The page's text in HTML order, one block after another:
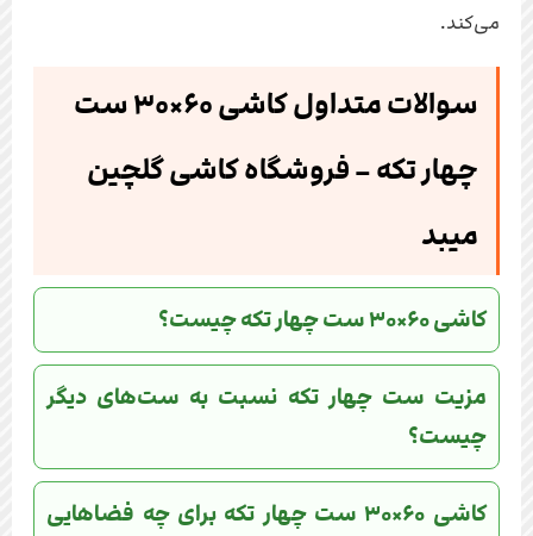
می‌کند.
سوالات متداول کاشی ۶۰×۳۰ ست
چهار تکه – فروشگاه کاشی گلچین
میبد
کاشی ۶۰×۳۰ ست چهار تکه چیست؟
مزیت ست چهار تکه نسبت به ست‌های دیگر
چیست؟
کاشی ۶۰×۳۰ ست چهار تکه برای چه فضاهایی